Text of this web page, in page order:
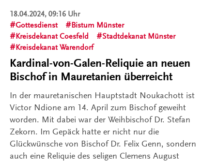
18.04.2024, 09:16 Uhr
Gottesdienst
Bistum Münster
Kreisdekanat Coesfeld
Stadtdekanat Münster
Kreisdekanat Warendorf
Kardinal-von-Galen-Reliquie an neuen
Bischof in Mauretanien überreicht
In der mauretanischen Hauptstadt Noukachott ist
Victor Ndione am 14. April zum Bischof geweiht
worden. Mit dabei war der Weihbischof Dr. Stefan
Zekorn. Im Gepäck hatte er nicht nur die
Glückwünsche von Bischof Dr. Felix Genn, sondern
auch eine Reliquie des seligen Clemens August